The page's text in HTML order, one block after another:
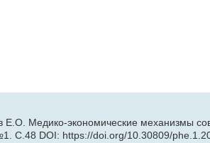
Медико-экономические механизмы
С.48 DOI: https://doi.org/10.30809/